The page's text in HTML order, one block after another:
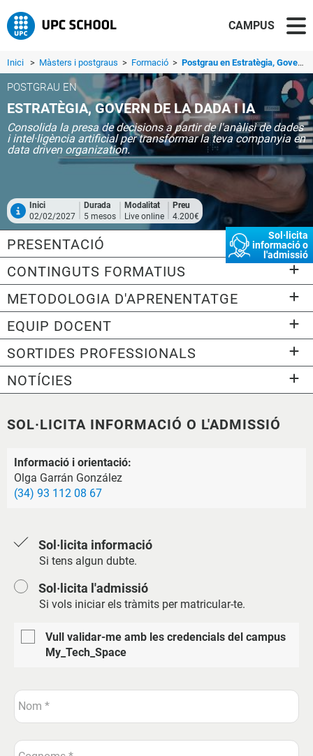
CAMPUS
Inici > Màsters i postgraus > Formació > Postgrau en Estratègia, Govern de la Dada i IA
Sol·licita
informació o
l'admissió
POSTGRAU EN
ESTRATÈGIA, GOVERN DE LA DADA I IA
Consolida la presa de decisions a partir de l'anàlisi de dades
i intel·ligència artificial per transformar la teva companyia en
data driven organization.
Inici
02/02/2027
Durada
5 mesos
Modalitat
Live online
Preu
4.200€
PRESENTACIÓ
CONTINGUTS FORMATIUS
METODOLOGIA D'APRENENTATGE
EQUIP DOCENT
SORTIDES PROFESSIONALS
NOTÍCIES
SOL·LICITA INFORMACIÓ O L'ADMISSIÓ
Informació i orientació:
Olga Garrán González
(34) 93 112 08 67
Sol·licita informació
Si tens algun dubte.
Sol·licita l'admissió
Si vols iniciar els tràmits per matricular-te.
Vull validar-me amb les credencials del campus
My_Tech_Space